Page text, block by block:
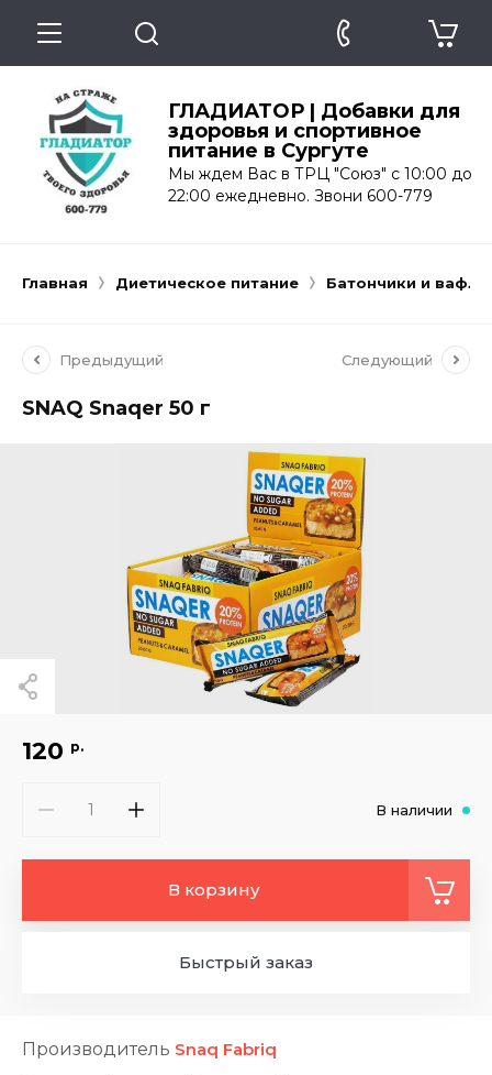
ГЛАДИАТОР | Добавки для
здоровья и спортивное
питание в Сургуте
Мы ждем Вас в ТРЦ "Союз" с 10:00 до
22:00 ежедневно. Звони 600-779
Главная Диетическое питание Батончики и вафли
Предыдущий Следующий
SNAQ Snaqer 50 г
Производитель Snaq Fabriq
120 р.
В наличии
В корзину
Быстрый заказ